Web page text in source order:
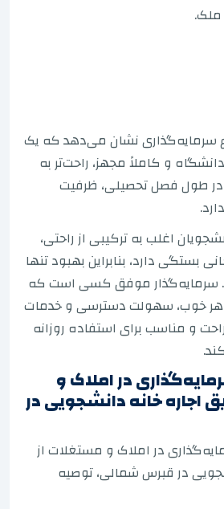
سرمایه‌گذاری نشان می‌دهد که یک
و کاملاً مجهز، راحت‌تر به
طول فصل تحصیلی، ظرفیت
اغلب به ترکیبی از راحتی،
دارد، بنابراین بهبود تنها
سرمایه‌گذار موفق کسی است که
خوب، سهولت دسترسی و خدمات
و مناسب برای استفاده روزانه
در املاک و
اجاره خانه دانشجویی در
در املاک و مستغلات از
در قبرس شمالی، توصیه